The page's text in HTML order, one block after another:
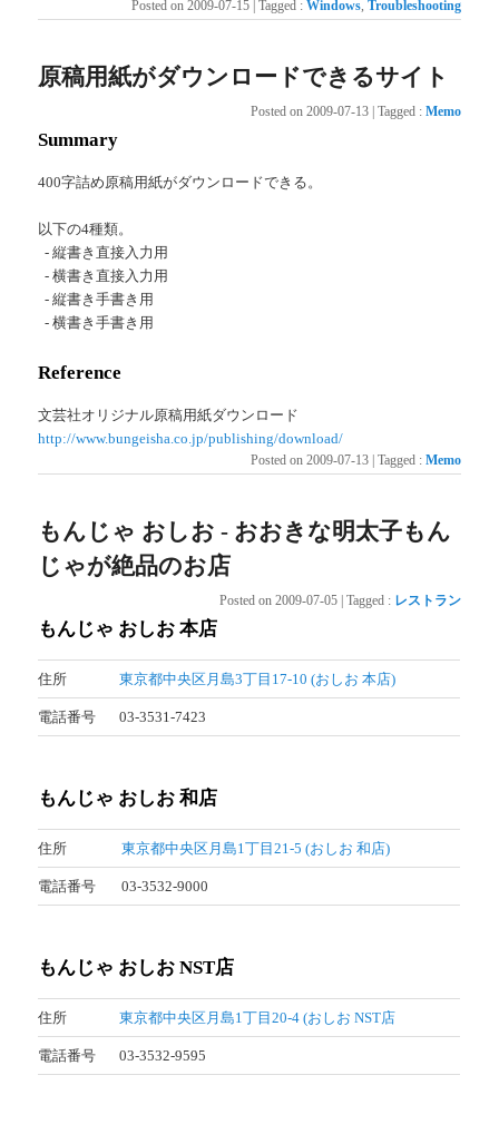
Posted on 2009-07-15 Tagged : Windows, Troubleshooting
原稿用紙がダウンロードできるサイト
Posted on 2009-07-13 Tagged : Memo
Summary
400字詰め原稿用紙がダウンロードできる。
以下の4種類。
- 縦書き直接入力用
- 横書き直接入力用
- 縦書き手書き用
- 横書き手書き用
Reference
文芸社オリジナル原稿用紙ダウンロード
http://www.bungeisha.co.jp/publishing/download/
Posted on 2009-07-13 | Tagged : Memo
もんじゃ おしお - おおきな明太子もん
じゃが絶品のお店
Posted on 2009-07-05 Tagged : レストラン
もんじゃ おしお 本店
住所 東京都中央区月島3丁目17-10 (おしお 本店)
電話番号 03-3531-7423
もんじゃ おしお 和店
住所 東京都中央区月島1丁目21-5 (おしお 和店)
電話番号 03-3532-9000
もんじゃ おしお NST店
住所 東京都中央区月島1丁目20-4 (おしお NST店
電話番号 03-3532-9595